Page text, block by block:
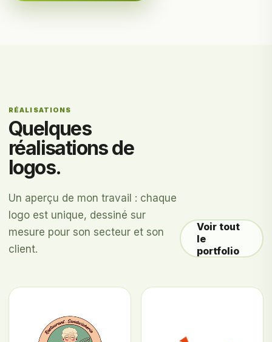
RÉALISATIONS
Quelques
réalisations de
logos.
Un aperçu de mon travail : chaque
logo est unique, dessiné sur
mesure pour son secteur et son
client.
Voir tout
le
portfolio